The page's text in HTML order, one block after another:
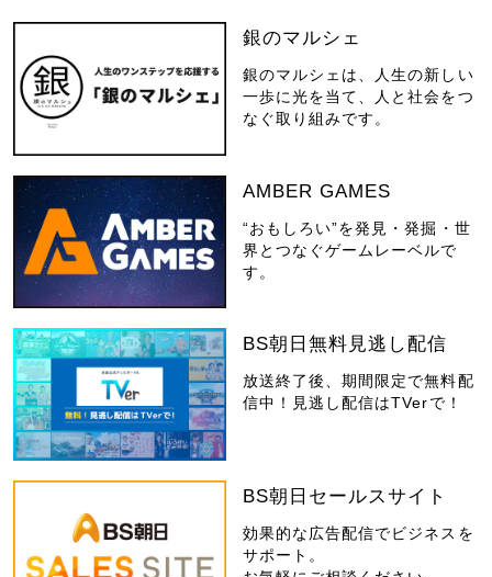
銀のマルシェ
銀のマルシェは、人生の新しい
一歩に光を当て、人と社会をつ
なぐ取り組みです。
AMBER GAMES
“おもしろい”を発見・発掘・世
界とつなぐゲームレーベルで
す。
BS朝日無料見逃し配信
放送終了後、期間限定で無料配
信中！見逃し配信はTVerで！
BS朝日セールスサイト
効果的な広告配信でビジネスを
サポート。